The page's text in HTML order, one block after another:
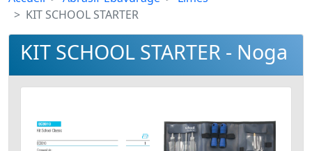
KIT SCHOOL STARTER
KIT SCHOOL STARTER - Noga